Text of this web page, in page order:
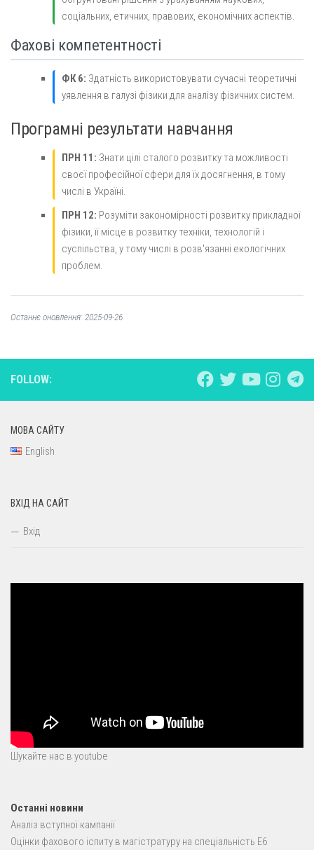
соціальних, етичних, правових, економічних аспектів.
Фахові компетентності
ФК 6: Здатність використовувати сучасні теоретичні
уявлення в галузі фізики для аналізу фізичних систем.
Програмні результати навчання
ПРН 11: Знати цілі сталого розвитку та можливості
своєї професійної сфери для їх досягнення, в тому
числі в Україні.
ПРН 12: Розуміти закономірності розвитку прикладної
фізики, її місце в розвитку техніки, технологій і
суспільства, у тому числі в розв'язанні екологічних
проблем.
Останнє оновлення: 2025-09-26
FOLLOW:
МОВА САЙТУ
English
ВХІД НА САЙТ
Вхід
Шукайте нас в youtube
Останні новини
Аналіз вступної кампанії
Оцінки фахового іспиту в магістратуру на спеціальність E6